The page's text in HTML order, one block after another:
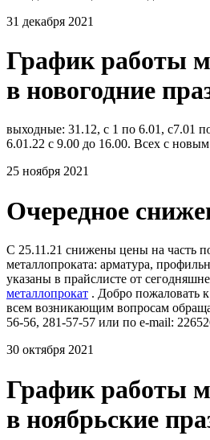
31 декабря 2021
График работы
в новогодние
выходные: 31.12, с 1 по 6.01,
6.01.22 с 9.00 до 16.00. Всех с
25 ноября 2021
Очередное
С 25.11.21 снижены цены на часть
металлопроката: арматура,
указаны в прайслисте от
металлопрокат . Добро пожаловать
всем возникающим вопросам
56-56, 281-57-57 или по e-mail:
30 октября 2021
График работы
в ноябрьские